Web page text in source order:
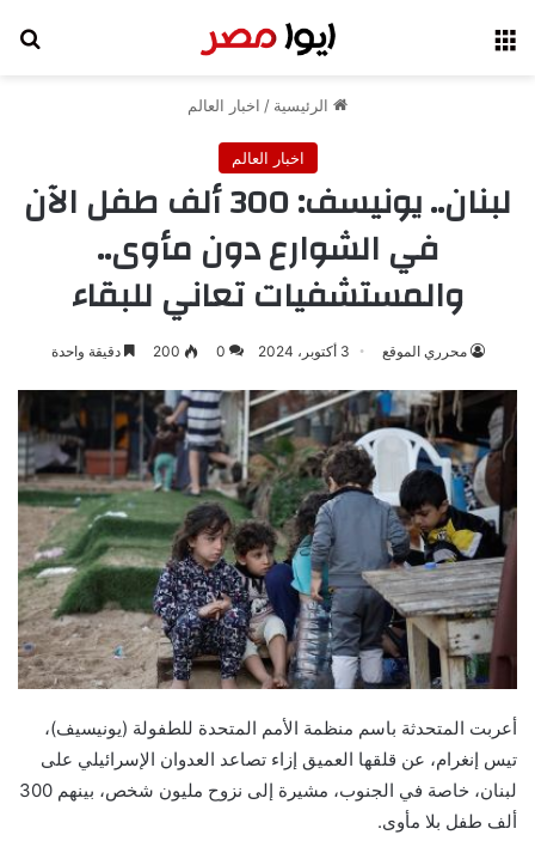
الرئيسية / اخبار العالم
اخبار العالم
لبنان.. يونيسف: 300 ألف طفل الآن
في الشوارع دون مأوى..
والمستشفيات تعاني للبقاء
محرري الموقع 3 أكتوبر، 2024 0
200 دقيقة واحدة
أعربت المتحدثة باسم منظمة الأمم المتحدة للطفولة (يونيسيف)،
تيس إنغرام، عن قلقها العميق إزاء تصاعد العدوان الإسرائيلي على
لبنان، خاصة في الجنوب، مشيرة إلى نزوح مليون شخص، بينهم 300
ألف طفل بلا مأوى.